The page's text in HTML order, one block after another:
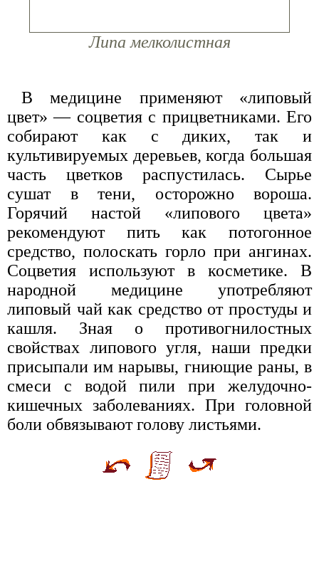
Липа мелколистная
В медицине применяют «липовый
цвет» — соцветия с прицветниками. Его
собирают как с диких, так и
культивируемых деревьев, когда большая
часть цветков распустилась. Сырье
сушат в тени, осторожно вороша.
Горячий настой «липового цвета»
рекомендуют пить как потогонное
средство, полоскать горло при ангинах.
Соцветия используют в косметике. В
народной медицине употребляют
липовый чай как средство от простуды и
кашля. Зная о противогнилостных
свойствах липового угля, наши предки
присыпали им нарывы, гниющие раны, в
смеси с водой пили при желудочно-
кишечных заболеваниях. При головной
боли обвязывают голову листьями.